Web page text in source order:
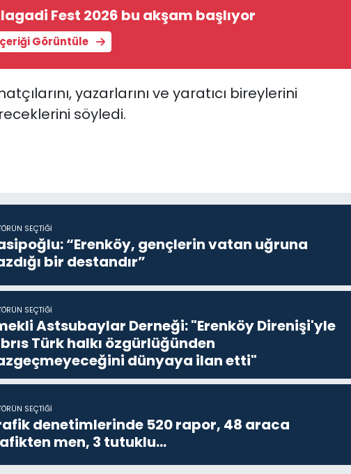
Fest 2026 bu akşam başlıyor
Görüntüle
yazarlarını ve yaratıcı bireylerini
söyledi.
SEÇTIĞI
“Erenköy, gençlerin vatan uğruna
bir destandır”
SEÇTIĞI
Astsubaylar Derneği: "Erenköy Direnişi'yle
Türk halkı özgürlüğünden
dünyaya ilan etti"
SEÇTIĞI
denetimlerinde 520 rapor, 48 araca
men, 3 tutuklu…